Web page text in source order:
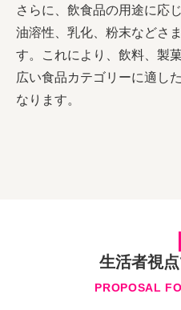
さらに、飲食品の用途に応
油溶性、乳化、粉末などさ
す。これにより、飲料、製
広い食品カテゴリーに適し
なります。
生活者視
PROPOSAL